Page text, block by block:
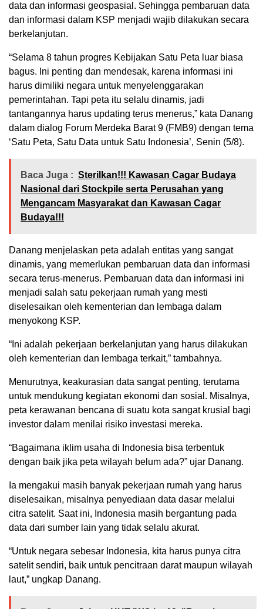
data dan informasi geospasial. Sehingga pembaruan data
dan informasi dalam KSP menjadi wajib dilakukan secara
berkelanjutan.
“Selama 8 tahun progres Kebijakan Satu Peta luar biasa
bagus. Ini penting dan mendesak, karena informasi ini
harus dimiliki negara untuk menyelenggarakan
pemerintahan. Tapi peta itu selalu dinamis, jadi
tantangannya harus updating terus menerus,” kata Danang
dalam dialog Forum Merdeka Barat 9 (FMB9) dengan tema
‘Satu Peta, Satu Data untuk Satu Indonesia’, Senin (5/8).
Baca Juga : Sterilkan!!! Kawasan Cagar Budaya
Nasional dari Stockpile serta Perusahan yang
Mengancam Masyarakat dan Kawasan Cagar
Budaya!!!
Danang menjelaskan peta adalah entitas yang sangat
dinamis, yang memerlukan pembaruan data dan informasi
secara terus-menerus. Pembaruan data dan informasi ini
menjadi salah satu pekerjaan rumah yang mesti
diselesaikan oleh kementerian dan lembaga dalam
menyokong KSP.
“Ini adalah pekerjaan berkelanjutan yang harus dilakukan
oleh kementerian dan lembaga terkait,” tambahnya.
Menurutnya, keakurasian data sangat penting, terutama
untuk mendukung kegiatan ekonomi dan sosial. Misalnya,
peta kerawanan bencana di suatu kota sangat krusial bagi
investor dalam menilai risiko investasi mereka.
“Bagaimana iklim usaha di Indonesia bisa terbentuk
dengan baik jika peta wilayah belum ada?” ujar Danang.
Ia mengakui masih banyak pekerjaan rumah yang harus
diselesaikan, misalnya penyediaan data dasar melalui
citra satelit. Saat ini, Indonesia masih bergantung pada
data dari sumber lain yang tidak selalu akurat.
“Untuk negara sebesar Indonesia, kita harus punya citra
satelit sendiri, baik untuk pencitraan darat maupun wilayah
laut,” ungkap Danang.